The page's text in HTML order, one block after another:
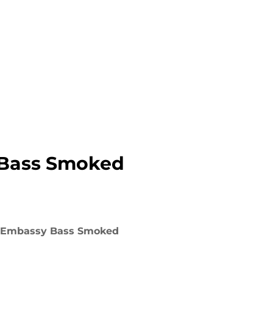
Smoked
Bass Smoked